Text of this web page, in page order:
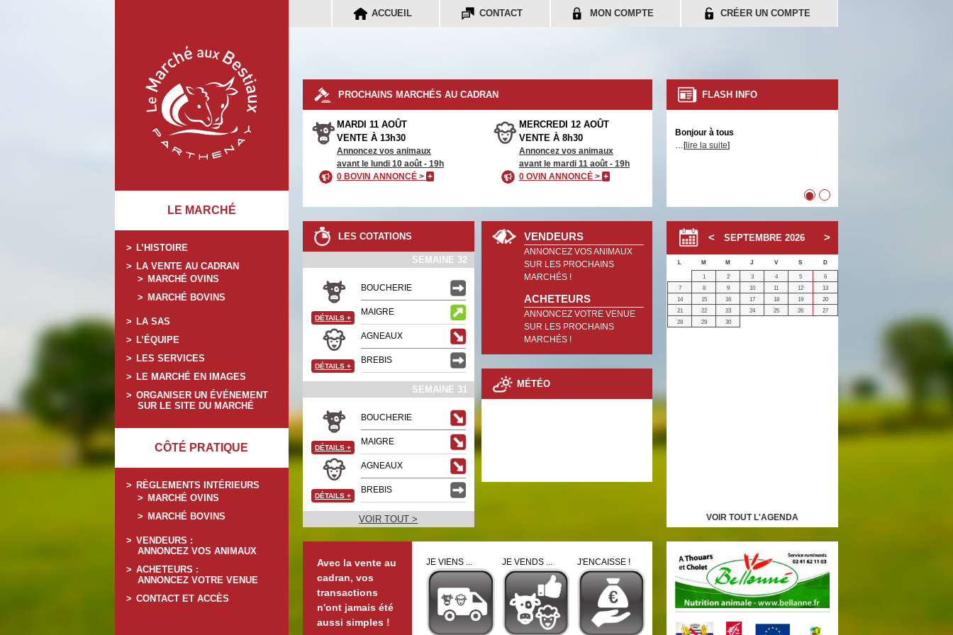
ACCUEIL CONTACT MON COMPTE CRÉER UN COMPTE
LE MARCHÉ
L’HISTOIRE
LA VENTE AU CADRAN
MARCHÉ OVINS
MARCHÉ BOVINS
LA SAS
L’ÉQUIPE
LES SERVICES
LE MARCHÉ EN IMAGES
ORGANISER UN ÉVÉNEMENT
SUR LE SITE DU MARCHÉ
CÔTÉ PRATIQUE
RÈGLEMENTS INTÉRIEURS
MARCHÉ OVINS
MARCHÉ BOVINS
VENDEURS :
ANNONCEZ VOS ANIMAUX
ACHETEURS :
ANNONCEZ VOTRE VENUE
CONTACT ET ACCÈS
PROCHAINS MARCHÉS AU CADRAN
MARDI 11 AOÛT
VENTE À 13h30
Annoncez vos animaux
avant le lundi 10 août - 19h
0 BOVIN ANNONCÉ >+
MERCREDI 12 AOÛT
VENTE À 8h30
Annoncez vos animaux
avant le mardi 11 août - 19h
0 OVIN ANNONCÉ > +
FLASH INFO
Bonjour à tous
…[lire la suite]
••
LES COTATIONS
SEMAINE 32
BOUCHERIE
MAIGRE
DÉTAILS +
AGNEAUX
BREBIS
DÉTAILS +
SEMAINE 31
BOUCHERIE
MAIGRE
DÉTAILS +
AGNEAUX
BREBIS
DÉTAILS +
VOIR TOUT >
VENDEURS
ANNONCEZ VOS ANIMAUX
SUR LES PROCHAINS
MARCHÉS !
ACHETEURS
ANNONCEZ VOTRE VENUE
SUR LES PROCHAINS
MARCHÉS !
MÉTÉO
SEPTEMBRE 2026
L M M J V S
D
1
2 3 4 5
6
7
8 9 10 11 12
13
14
15 16 17 18 19
20
21
22 23 24 25 26
27
28
29 30
VOIR TOUT L'AGENDA
Avec la vente au
cadran, vos
transactions
n'ont jamais été
aussi simples !
JE VIENS ... JE VENDS ... J'ENCAISSE !